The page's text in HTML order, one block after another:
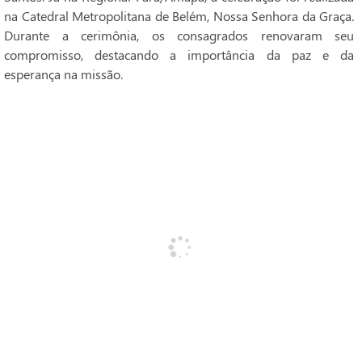
na Catedral Metropolitana de Belém, Nossa Senhora da Graça.
Durante a cerimônia, os consagrados renovaram seu
compromisso, destacando a importância da paz e da
esperança na missão.